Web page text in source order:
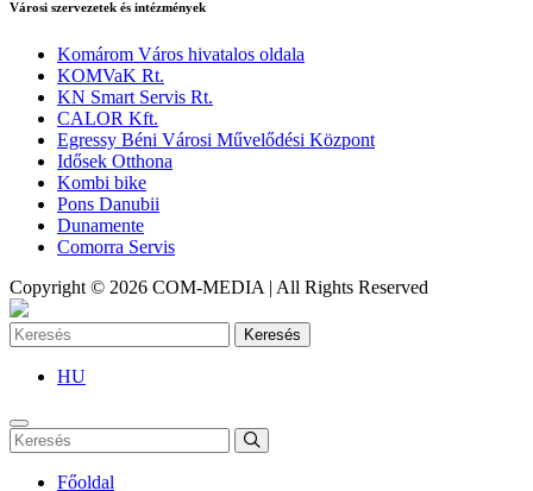
Városi szervezetek és intézmények
Komárom Város hivatalos oldala
KOMVaK Rt.
KN Smart Servis Rt.
CALOR Kft.
Egressy Béni Városi Művelődési Központ
Idősek Otthona
Kombi bike
Pons Danubii
Dunamente
Comorra Servis
Copyright © 2026 COM-MEDIA | All Rights Reserved
Keresés
HU
Főoldal